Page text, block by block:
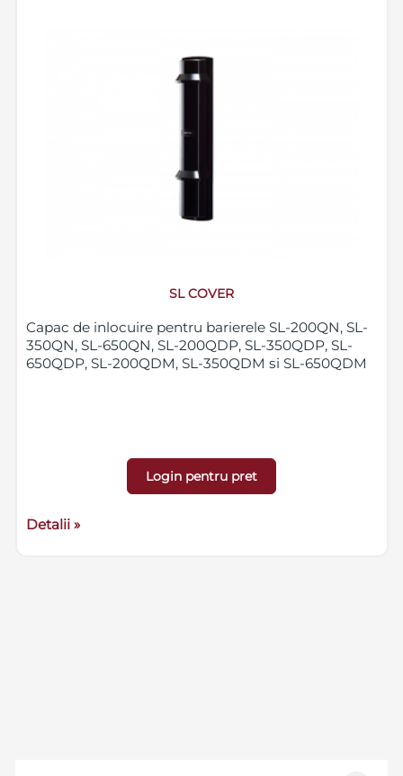
SL COVER
Capac de inlocuire pentru barierele SL-200QN, SL-
350QN, SL-650QN, SL-200QDP, SL-350QDP, SL-
650QDP, SL-200QDM, SL-350QDM si SL-650QDM
Login pentru pret
Detalii »